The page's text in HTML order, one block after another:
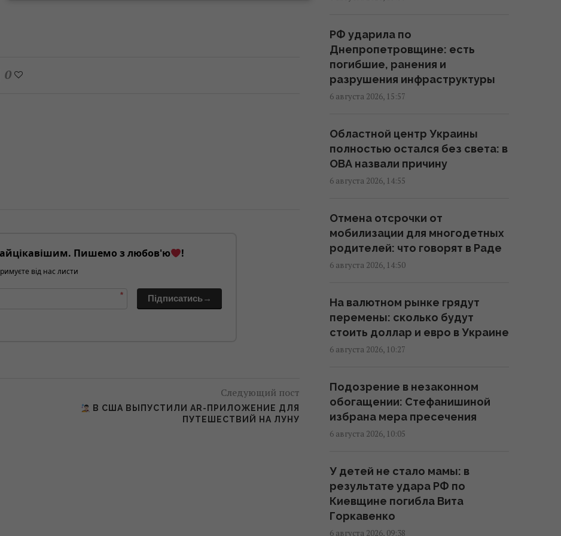
0
Пишемо з любов'ю !
від нас листи
* Підписатись→
Следующий пост
В США ВЫПУСТИЛИ AR-ПРИЛОЖЕНИЕ ДЛЯ
ПУТЕШЕСТВИЙ НА ЛУНУ
Россия срочно ищет замену
своим "Искандарам": эксперт
указал причину
Оккупанты атаковали дроном
маршрутку в Херсоне: среди
раненых – ребенок
Россияне нанесли удары по
Днепропетровской области:
погибли пять человек, много
В Сумах прямо в парковой зоне
выявили 500-килограммовый
Украинец пытался подкупить
пограничника, чтобы попасть
Контролируя судебные
институты, активисты
выстраивают собственную
РФ ударила по
Днепропетровщине: есть
погибшие, ранения и
разрушения инфраструктуры
6 августа 2026, 15:57
Областной центр Украины
полностью остался без света: в
ОВА назвали причину
6 августа 2026, 14:55
Отмена отсрочки от
мобилизации для многодетных
родителей: что говорят в Раде
6 августа 2026, 14:50
На валютном рынке грядут
перемены: сколько будут
стоить доллар и евро в Украине
6 августа 2026, 10:27
Подозрение в незаконном
обогащении: Стефанишиной
избрана мера пресечения
6 августа 2026, 10:05
У детей не стало мамы: в
результате удара РФ по
Киевщине погибла Вита
Горкавенко
6 августа 2026, 09:38